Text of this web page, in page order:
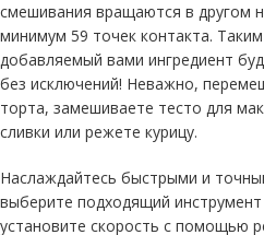
смешивания вращаются в другом
минимум 59 точек контакта.
добавляемый вами ингредиент
без исключений! Неважно,
торта, замешиваете тесто для
сливки или режете курицу.
Наслаждайтесь быстрыми и
выберите подходящий
установите скорость с помощью